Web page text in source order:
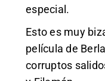
especial.
Esto es muy
película de
corruptos